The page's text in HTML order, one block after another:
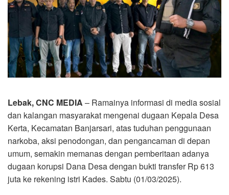
Lebak, CNC MEDIA – Ramainya informasi di media sosial
dan kalangan masyarakat mengenai dugaan Kepala Desa
Kerta, Kecamatan Banjarsari, atas tuduhan penggunaan
narkoba, aksi penodongan, dan pengancaman di depan
umum, semakin memanas dengan pemberitaan adanya
dugaan korupsi Dana Desa dengan bukti transfer Rp 613
juta ke rekening istri Kades. Sabtu (01/03/2025).